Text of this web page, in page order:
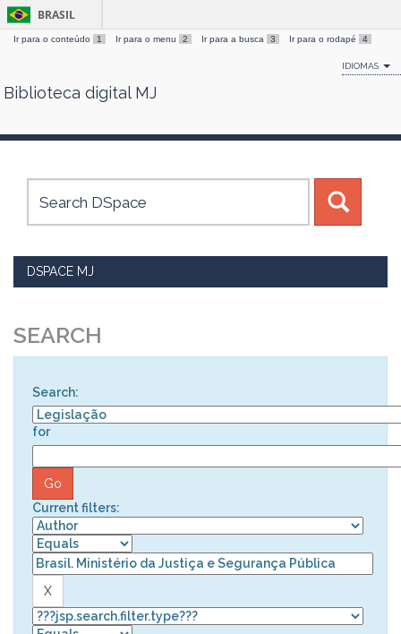
Skip
BRASIL
Ir para o conteúdo 1 Ir para o menu 2 Ir para a busca 3 Ir para o rodapé 4
IDIOMAS
Biblioteca digital MJ
DSPACE MJ
SEARCH
Search:
for
Current filters: